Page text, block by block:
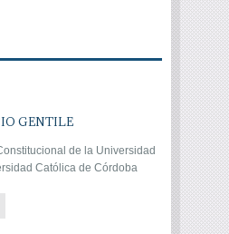
GENTILE
de la Universidad
Católica de Córdoba